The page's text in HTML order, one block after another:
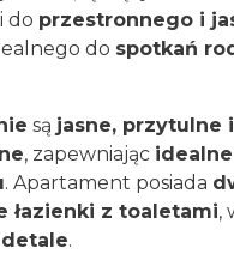
do przestronnego i
do spotkań
są jasne, przytulne
, zapewniając
. Apartament posiada
łazienki z toaletami,
detale.